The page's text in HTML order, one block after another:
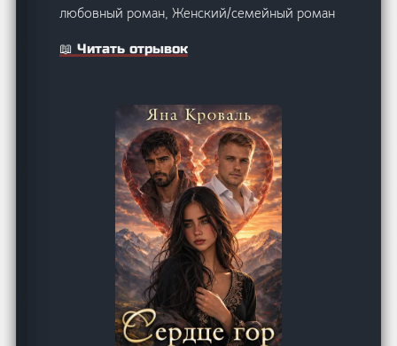
любовный роман, Женский/семейный роман
📖 Читать отрывок